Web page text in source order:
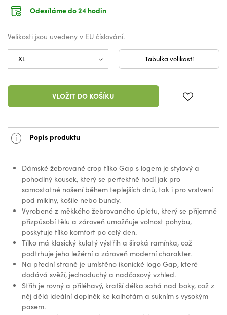
Odesíláme do 24 hodin
Velikosti jsou uvedeny v EU číslování.
Tabulka velikostí
VLOŽIT DO KOŠÍKU
Popis produktu
Dámské žebrované crop tílko Gap s logem je stylový a
pohodlný kousek, který se perfektně hodí jak pro
samostatné nošení během teplejších dnů, tak i pro vrstvení
pod mikiny, košile nebo bundy.
Vyrobené z měkkého žebrovaného úpletu, který se příjemně
přizpůsobí tělu a zároveň umožňuje volnost pohybu,
poskytuje tílko komfort po celý den.
Tílko má klasický kulatý výstřih a široká ramínka, což
podtrhuje jeho ležérní a zároveň moderní charakter.
Na přední straně je umístěno ikonické logo Gap, které
dodává svěží, jednoduchý a nadčasový vzhled.
Střih je rovný a přiléhavý, kratší délka sahá nad boky, což z
něj dělá ideální doplněk ke kalhotám a sukním s vysokým
pasem.